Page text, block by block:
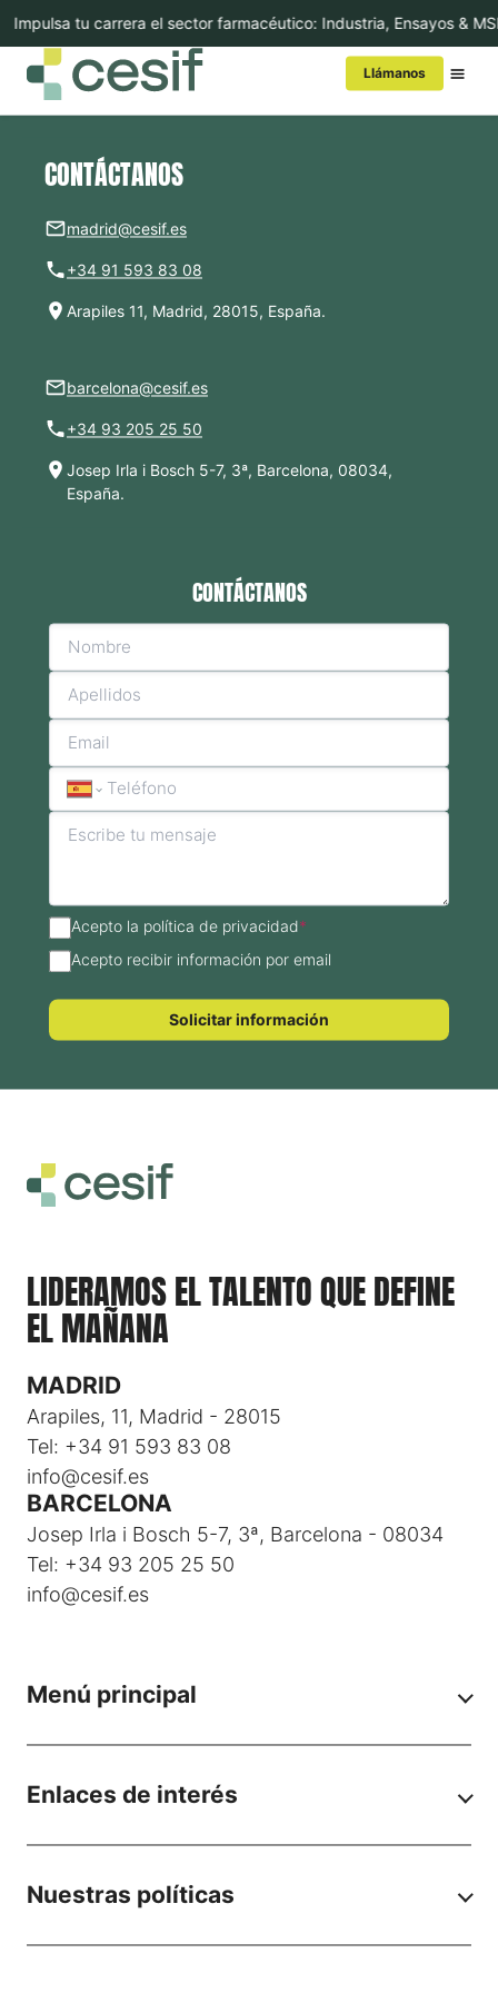
Impulsa tu carrera el sector farmacéutico: Industria, Ensayos &
Llámanos
Conoce Cesif
MBA/Másters
Cursos
In-Company
Campus Virtual
Llámanos
CONTÁCTANOS
madrid@cesif.es
+34 91 593 83 08
Arapiles 11, Madrid, 28015, España.
barcelona@cesif.es
+34 93 205 25 50
Josep Irla i Bosch 5-7, 3ª, Barcelona, 08034,
España.
CONTÁCTANOS
Acepto la política de privacidad*
Acepto recibir información por email
Solicitar información
LIDERAMOS EL TALENTO QUE DEFINE
EL MAÑANA
MADRID
Arapiles, 11, Madrid - 28015
Tel: +34 91 593 83 08
info@cesif.es
BARCELONA
Josep Irla i Bosch 5-7, 3ª, Barcelona - 08034
Tel: +34 93 205 25 50
info@cesif.es
Menú principal
Enlaces de interés
Nuestras políticas